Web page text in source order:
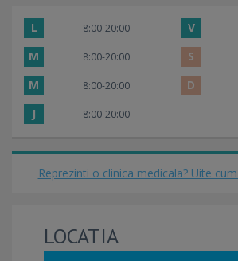
L 8:00-20:00 V
M 8:00-20:00 S
M 8:00-20:00 D
J 8:00-20:00
Reprezinti o clinica medicala? Uite
LOCATIA